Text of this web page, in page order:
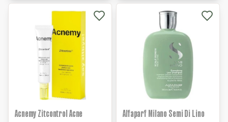
Acnemy Zitcontrol Acne
Alfaparf Milano Semi Di Lino